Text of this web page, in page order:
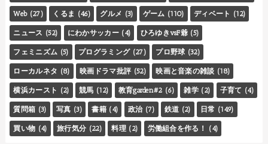
Web (27) くるま (46) グルメ (3) ゲーム (110) ディベート (12)
ニュース (52) にわかサッカー (4) ひろゆきvsF爺 (5)
フェミニズム (5) プログラミング (27) プロ野球 (32)
ローカルネタ (8) 映画ドラマ批評 (52) 映画と音楽の雑談 (18)
横浜カースト (2) 競馬 (12) 教育garden#2 (6) 雑学 (2) 子育て (4)
質問箱 (3) 写真 (3) 書籍 (4) 政治 (7) 鉄道 (2) 日常 (149)
買い物 (4) 旅行気分 (22) 料理 (2) 労働組合を作る！ (4)